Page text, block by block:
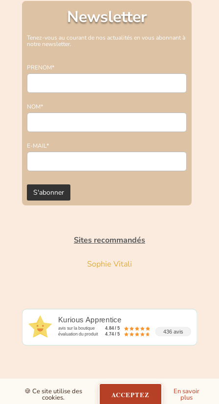
Newsletter
Tenez-vous au courant de nos actualités en vous abonnant à
notre newsletter.
PRENOM*
NOM*
E-MAIL*
Sites recommandés
Sophie Vitali
Kurious Apprentice
avis sur la boutique
4.84 / 5
évaluation du produit
4.74 / 5 436 avis
🍪 Ce site utilise des
cookies. ACCEPTEZ En savoir
plus